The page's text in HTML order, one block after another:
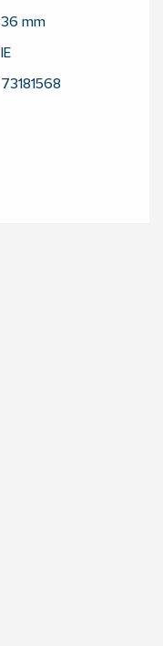
36 mm
IE
73181568